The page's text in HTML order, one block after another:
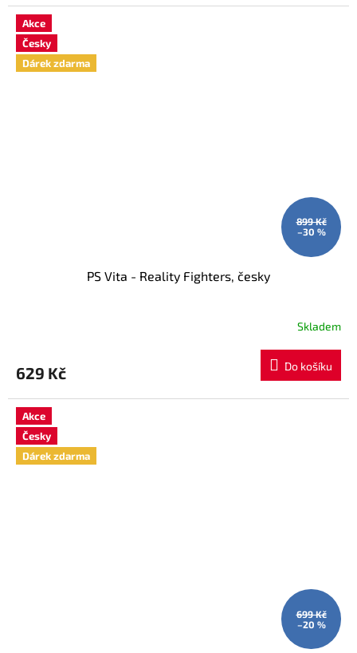
Akce
Česky
Dárek zdarma
899 Kč
–30 %
PS Vita - Reality Fighters, česky
Skladem
629 Kč Do košíku
Akce
Česky
Dárek zdarma
699 Kč
–20 %